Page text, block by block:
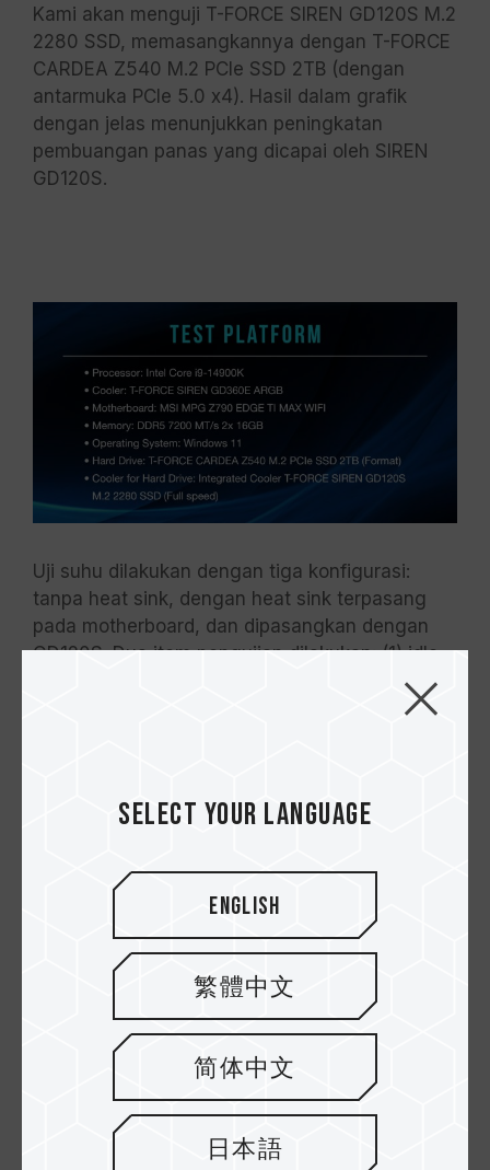
Kami akan menguji T-FORCE SIREN GD120S M.2
2280 SSD, memasangkannya dengan T-FORCE
CARDEA Z540 M.2 PCIe SSD 2TB (dengan
antarmuka PCIe 5.0 x4). Hasil dalam grafik
dengan jelas menunjukkan peningkatan
pembuangan panas yang dicapai oleh SIREN
GD120S.
Uji suhu dilakukan dengan tiga konfigurasi:
tanpa heat sink, dengan heat sink terpasang
pada motherboard, dan dipasangkan dengan
GD120S. Dua item pengujian dilakukan: (1) idle
selama lima menit dan (2) menjalankan file
CrystalDiskMark 8.0.4 (ukuran ditetapkan pada
panas liquid cooler terintegrasi T-FORCE SIREN
GD120S M.2 2280 SSD, kami mengatur pompa
dan kipas secara manual agar beroperasi pada
kecepatan penuh.
Select your language
English
繁體中文
简体中文
日本語